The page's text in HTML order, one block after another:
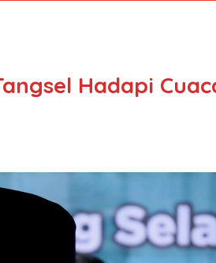
Hadapi